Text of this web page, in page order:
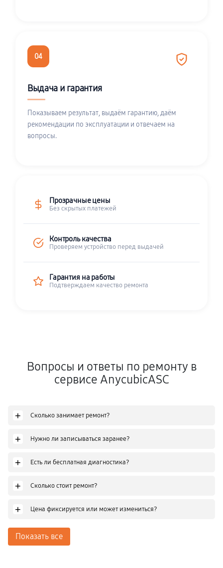
04
Выдача и гарантия
Показываем результат, выдаём гарантию, даём
рекомендации по эксплуатации и отвечаем на
вопросы.
Прозрачные цены
Без скрытых платежей
Контроль качества
Проверяем устройство перед выдачей
Гарантия на работы
Подтверждаем качество ремонта
Вопросы и ответы по ремонту в
сервисе AnycubicASC
+ Сколько занимает ремонт?
+ Нужно ли записываться заранее?
+ Есть ли бесплатная диагностика?
+ Сколько стоит ремонт?
+ Цена фиксируется или может измениться?
Показать все